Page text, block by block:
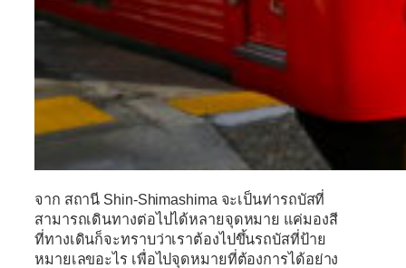
จาก สถานี Shin-Shimashima จะเป็นท่ารถบัสที่
สามารถเดินทางต่อไปได้หลายจุดหมาย แค่มองสี
ที่ทางเดินก็จะทราบว่าเราต้องไปขึ้นรถบัสที่ป้าย
หมายเลขอะไร เพื่อไปจุดหมายที่ต้องการได้อย่าง